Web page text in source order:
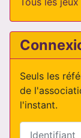
Seuls les
de
l'instant.
Identifiant